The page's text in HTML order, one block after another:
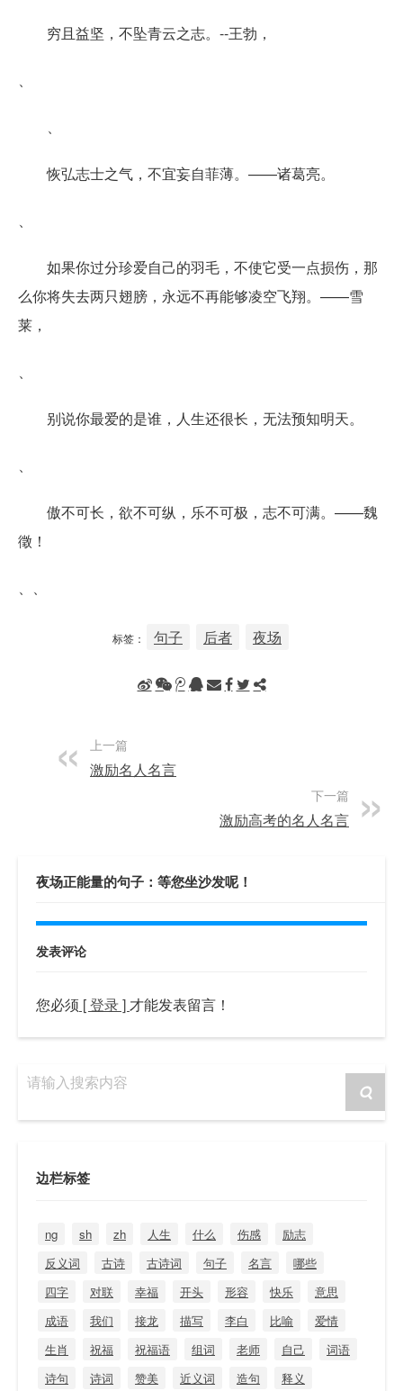
穷且益坚，不坠青云之志。--王勃，
恢弘志士之气，不宜妄自菲薄。——诸葛亮。
如果你过分珍爱自己的羽毛，不使它受一点损伤，那
么你将失去两只翅膀，永远不再能够凌空飞翔。——雪
莱，
别说你最爱的是谁，人生还很长，无法预知明天。
傲不可长，欲不可纵，乐不可极，志不可满。——魏
徵！
标签： 句子 后者 夜场
上一篇
激励名人名言
下一篇
激励高考的名人名言
夜场正能量的句子：等您坐沙发呢！
发表评论
您必须 [ 登录 ] 才能发表留言！
请输入搜索内容
边栏标签
ng sh zh 人生 什么 伤感
励志
反义词
古诗 古诗词 句子 名言
哪些
四字
对联 幸福 开头 形容 快乐
意思
成语
我们 接龙 描写 李白 比喻
爱情
生肖
祝福 祝福语 组词 老师 自己
词语
诗句
诗词 赞美 近义词 造句 释义